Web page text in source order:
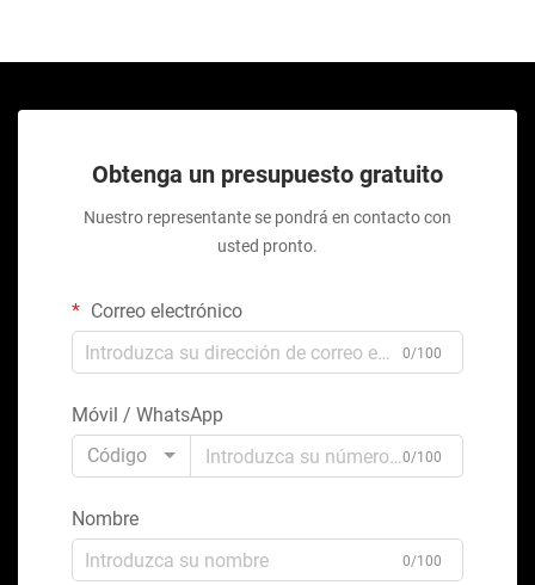
Obtenga un presupuesto gratuito
Nuestro representante se pondrá en contacto con
usted pronto.
Correo electrónico
0/100
Móvil / WhatsApp
Código
0/100
Nombre
0/100